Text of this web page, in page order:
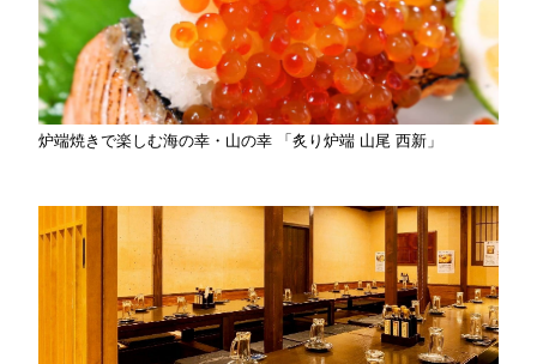
炉端焼きで楽しむ海の幸・山の幸 「炙り炉端 山尾 西新」